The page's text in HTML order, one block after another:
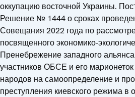
оккупацию восточной Украины.
Решение № 1444 о сроках
Совещания 2022 года по
посвященного экономико-
Пренебрежение западного альянса
участников ОБСЕ и его
народов на самоопределение и
преступления киевского режима в